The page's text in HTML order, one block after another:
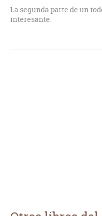
La segunda parte de un
interesante.